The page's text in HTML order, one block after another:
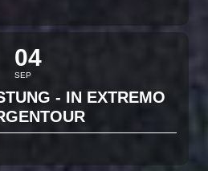
04
SEP
- IN EXTREMO